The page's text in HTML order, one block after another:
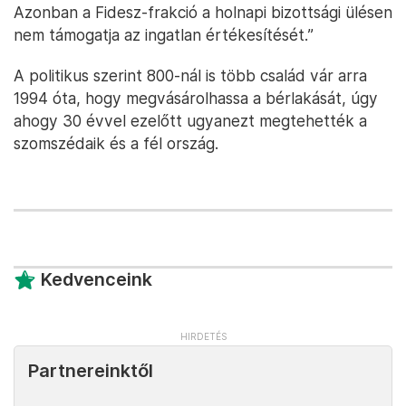
Azonban a Fidesz-frakció a holnapi bizottsági ülésen
nem támogatja az ingatlan értékesítését.”
A politikus szerint 800-nál is több család vár arra
1994 óta, hogy megvásárolhassa a bérlakását, úgy
ahogy 30 évvel ezelőtt ugyanezt megtehették a
szomszédaik és a fél ország.
Kedvenceink
Partnereinktől